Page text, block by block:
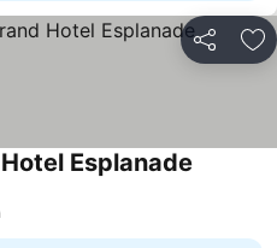
Bagikan
Esplanade